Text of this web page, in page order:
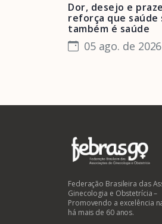
Dor, desejo e
reforça que saúde
também é saúde
05 ago. de 2026
Federação Brasileira das
Ginecologia e Obstetrícia –
Promovendo a excelência
há mais de 60 anos.